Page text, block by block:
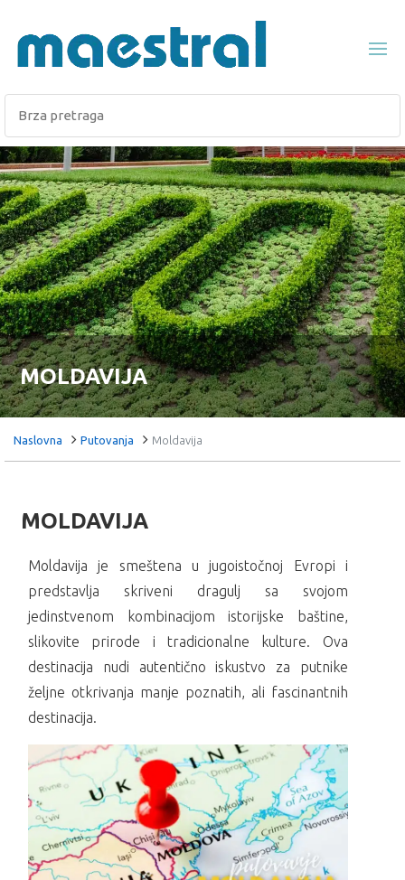
MOLDAVIJA
Naslovna Putovanja Moldavija
MOLDAVIJA
Moldavija je smeštena u jugoistočnoj Evropi i
predstavlja skriveni dragulj sa svojom
jedinstvenom kombinacijom istorijske baštine,
slikovite prirode i tradicionalne kulture. Ova
destinacija nudi autentično iskustvo za putnike
željne otkrivanja manje poznatih, ali fascinantnih
destinacija.